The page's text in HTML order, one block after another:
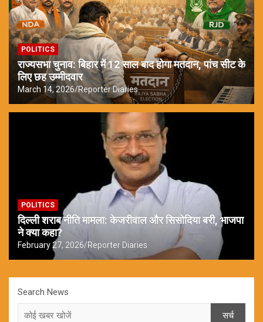
POLITICS
राज्यसभा चुनाव: बिहार में 12 साल बाद होगा मतदान, पांच सीट के
लिए छह उम्मीदवार
March 14, 2026 Reporter Diaries
POLITICS
दिल्ली शराब नीति मामला: केजरीवाल और सिसोदिया बरी, भाजपा
ने क्या कहा?
February 27, 2026 Reporter Diaries
Search News
सर्च